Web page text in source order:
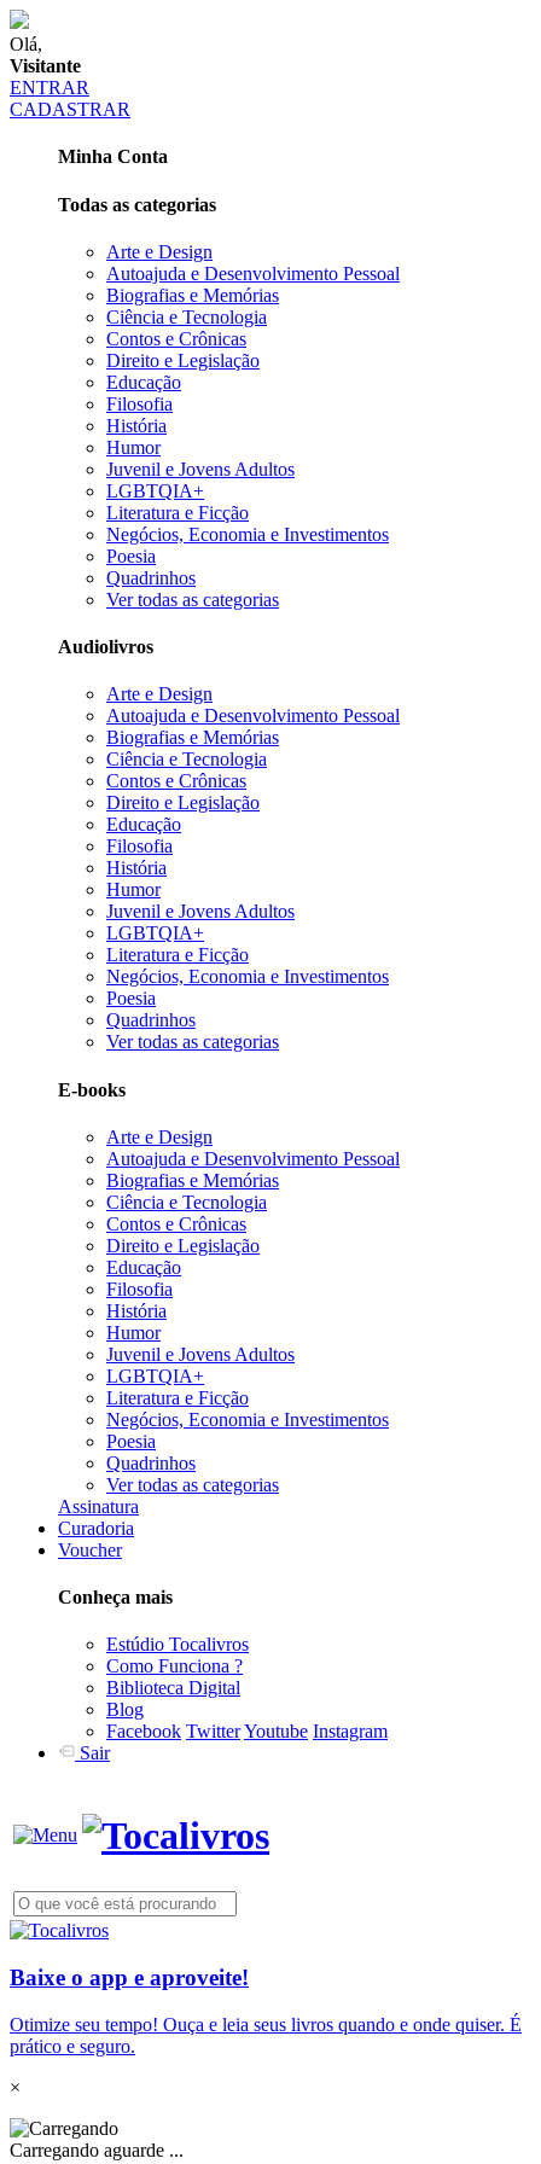
Olá,
Visitante
ENTRAR
CADASTRAR
Minha Conta
Todas as categorias
Arte e Design
Autoajuda e Desenvolvimento Pessoal
Biografias e Memórias
Ciência e Tecnologia
Contos e Crônicas
Direito e Legislação
Educação
Filosofia
História
Humor
Juvenil e Jovens Adultos
LGBTQIA+
Literatura e Ficção
Negócios, Economia e Investimentos
Poesia
Quadrinhos
Ver todas as categorias
Audiolivros
Arte e Design
Autoajuda e Desenvolvimento Pessoal
Biografias e Memórias
Ciência e Tecnologia
Contos e Crônicas
Direito e Legislação
Educação
Filosofia
História
Humor
Juvenil e Jovens Adultos
LGBTQIA+
Literatura e Ficção
Negócios, Economia e Investimentos
Poesia
Quadrinhos
Ver todas as categorias
E-books
Arte e Design
Autoajuda e Desenvolvimento Pessoal
Biografias e Memórias
Ciência e Tecnologia
Contos e Crônicas
Direito e Legislação
Educação
Filosofia
História
Humor
Juvenil e Jovens Adultos
LGBTQIA+
Literatura e Ficção
Negócios, Economia e Investimentos
Poesia
Quadrinhos
Ver todas as categorias
Assinatura
Curadoria
Voucher
Conheça mais
Estúdio Tocalivros
Como Funciona ?
Biblioteca Digital
Blog
Facebook TwitterYoutube Instagram
Sair
Baixe o app e aproveite!
Otimize seu tempo! Ouça e leia seus livros quando e onde quiser. É
prático e seguro.
×
Carregando aguarde ...